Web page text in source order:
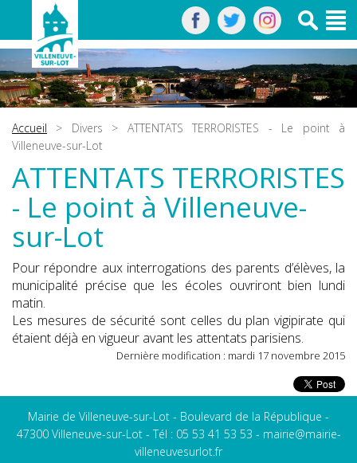
Accueil > Divers > ATTENTATS TERRORISTES - Le point à
Villeneuve-sur-Lot
ATTENTATS TERRORISTES
- Le point à Villeneuve-
sur-Lot
Pour répondre aux interrogations des parents d’élèves, la
municipalité précise que les écoles ouvriront bien lundi
matin.
Les mesures de sécurité sont celles du plan vigipirate qui
étaient déjà en vigueur avant les attentats parisiens.
Dernière modification : mardi 17 novembre 2015
Mairie de Villeneuve-sur-Lot - Boulevard de la République -
47300 Villeneuve-sur-Lot - Tél : 05 53 41 53 53 - mairie@mairie-
villeneuvesurlot.fr